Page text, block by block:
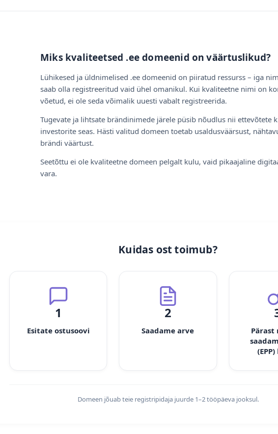
Miks kvaliteetsed .ee domeenid on väärtuslikud?
Lühikesed ja üldnimelised .ee domeenid on piiratud ressurss – iga
saab olla registreeritud vaid ühel omanikul. Kui kvaliteetne nimi on
võetud, ei ole seda võimalik uuesti vabalt registreerida.
Tugevate ja lihtsate brändinimede järele püsib nõudlus nii ettevõtete
investorite seas. Hästi valitud domeen toetab usaldusväärsust,
brändi väärtust.
Seetõttu ei ole kvaliteetne domeen pelgalt kulu, vaid pikaajaline
vara.
Kuidas ost toimub?
1
Esitate ostusoovi
2
Saadame arve
Pärast
Domeen jõuab teie registripidaja juurde 1–2 tööpäeva jooksul.